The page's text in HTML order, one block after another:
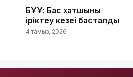
БҰҰ: Бас хатшыны
іріктеу кезеңі басталды
4 тамыз, 2026